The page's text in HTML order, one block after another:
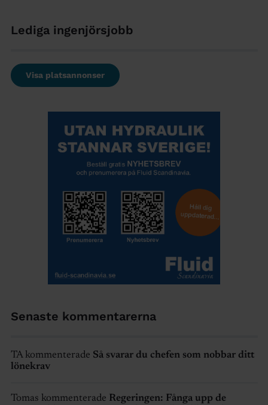
Lediga ingenjörsjobb
Visa platsannonser
Senaste kommentarerna
TA kommenterade Så svarar du chefen som nobbar ditt
lönekrav
Tomas kommenterade Regeringen: Fånga upp de